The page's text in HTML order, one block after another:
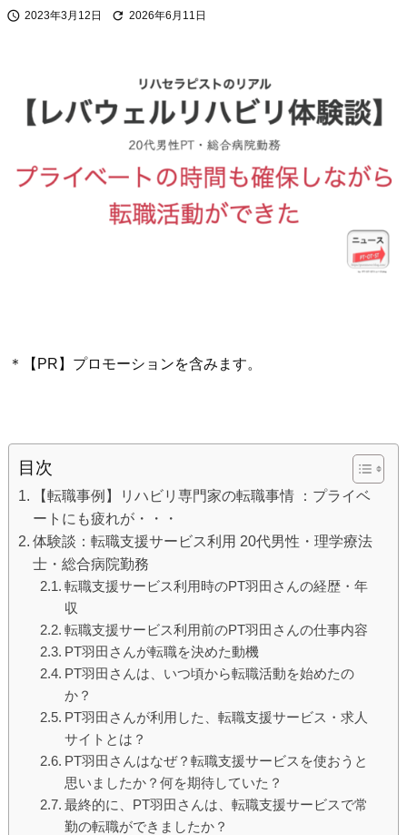
 2023年3月12日  2026年6月11日
＊【PR】プロモーションを含みます。
目次
【転職事例】リハビリ専門家の転職事情 ：プライベ
ートにも疲れが・・・
体験談：転職支援サービス利用 20代男性・理学療法
士・総合病院勤務
転職支援サービス利用時のPT羽田さんの経歴・年
収
転職支援サービス利用前のPT羽田さんの仕事内容
PT羽田さんが転職を決めた動機
PT羽田さんは、いつ頃から転職活動を始めたの
か？
PT羽田さんが利用した、転職支援サービス・求人
サイトとは？
PT羽田さんはなぜ？転職支援サービスを使おうと
思いましたか？何を期待していた？
最終的に、PT羽田さんは、転職支援サービスで常
勤の転職ができましたか？